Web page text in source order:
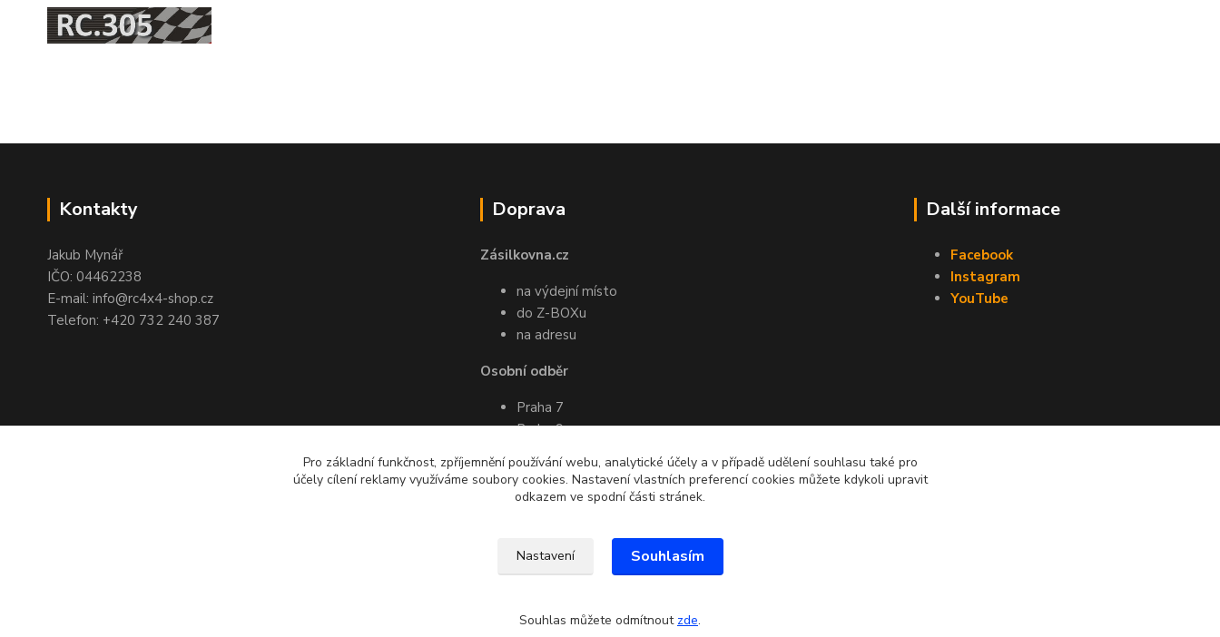
Kontakty
Jakub Mynář
IČO: 04462238
E-mail: info@rc4x4-shop.cz
Telefon: +420 732 240 387
Doprava
Zásilkovna.cz
na výdejní místo
do Z-BOXu
na adresu
Osobní odběr
Praha 7
Praha 9
odběru mě prosím kontaktujte
emailem nebo SMS
Další informace
Facebook
Instagram
YouTube
Pro základní funkčnost, zpříjemnění používání webu, analytické účely a v případě udělení souhlasu také pro
účely cílení reklamy využíváme soubory cookies. Nastavení vlastních preferencí cookies můžete kdykoli upravit
odkazem ve spodní části stránek.
Nastavení Souhlasím
Souhlas můžete odmítnout zde.